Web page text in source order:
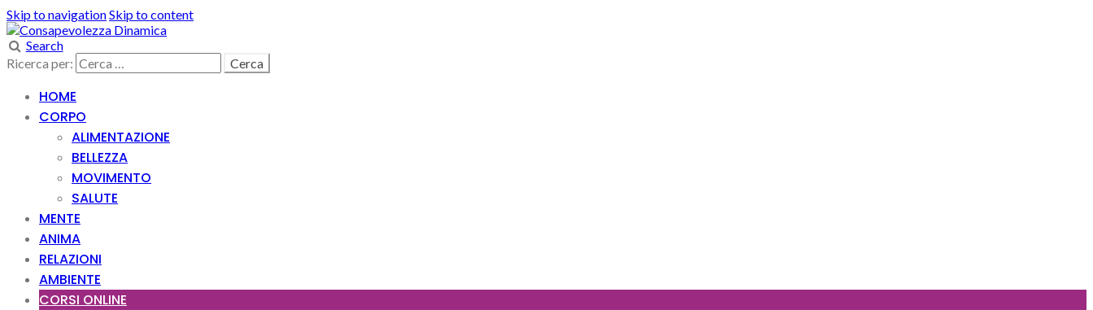
Skip to navigationSkip to content
Search
Ricerca per:
HOME
CORPO
ALIMENTAZIONE
BELLEZZA
MOVIMENTO
SALUTE
MENTE
ANIMA
RELAZIONI
AMBIENTE
CORSI ONLINE